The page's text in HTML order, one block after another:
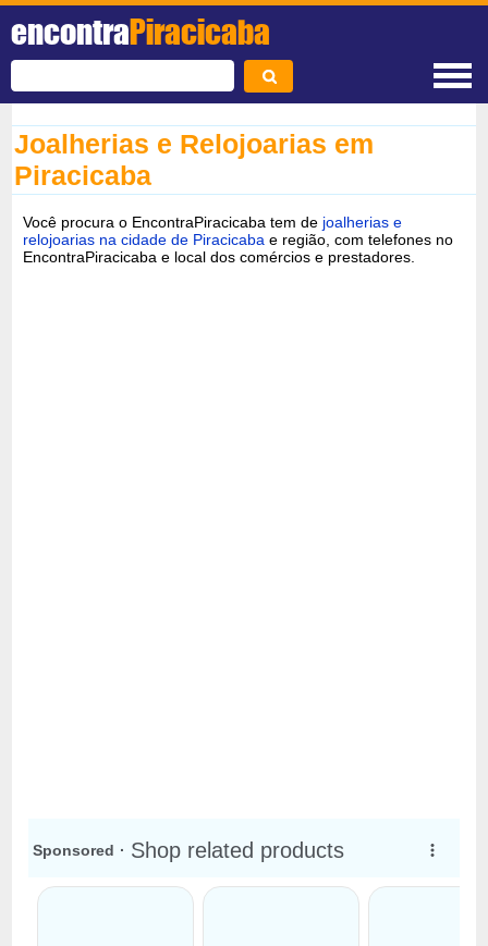
encontraPiracicaba
Joalherias e Relojoarias em
Piracicaba
Você procura o EncontraPiracicaba tem de joalherias e
relojoarias na cidade de Piracicaba e região, com telefones no
EncontraPiracicaba e local dos comércios e prestadores.